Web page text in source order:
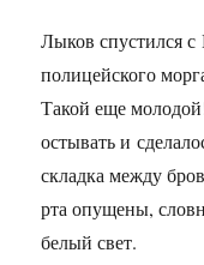
Лыков спустился
полицейского
Такой еще
остывать и
складка между
рта опущены,
белый свет.